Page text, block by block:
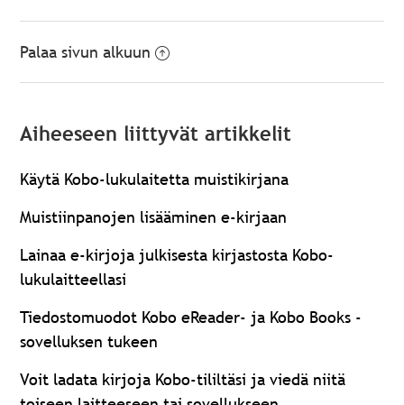
Palaa sivun alkuun
Aiheeseen liittyvät artikkelit
Käytä Kobo-lukulaitetta muistikirjana
Muistiinpanojen lisääminen e-kirjaan
Lainaa e-kirjoja julkisesta kirjastosta Kobo-
lukulaitteellasi
Tiedostomuodot Kobo eReader- ja Kobo Books -
sovelluksen tukeen
Voit ladata kirjoja Kobo-tililtäsi ja viedä niitä